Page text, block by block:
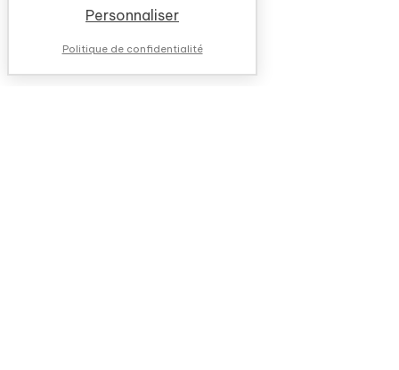
Personnaliser
Politique de confidentialité